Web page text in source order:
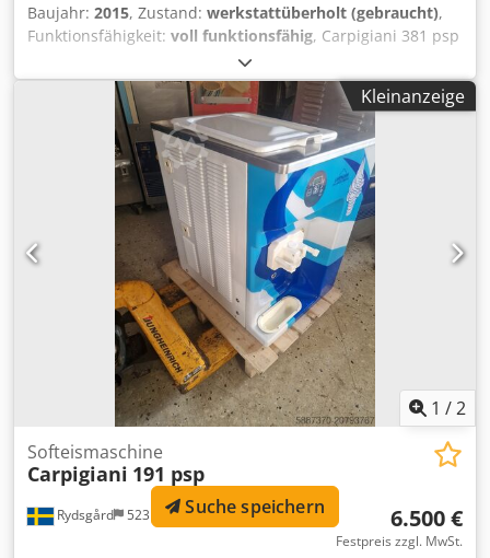
Baujahr: 2015, Zustand: werkstattüberholt (gebraucht),
Funktionsfähigkeit: voll funktionsfähig, Carpigiani 381 psp
Generalüberholt, mit Pasteurisierung, 3-phasig,
wassergekühlt Dodpfx Aoxn Twpsnfskr
Kleinanzeige
1 /2
Rydsgård 523 km
Softeismaschine
Carpigiani 191 psp
6.500 €
Festpreis zzgl. MwSt.
Suche speichern